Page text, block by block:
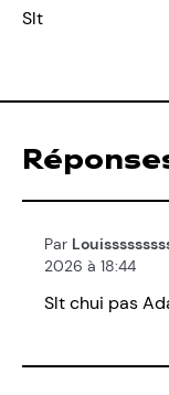
Slt
Par
2026 à 18:44
Slt chui pas